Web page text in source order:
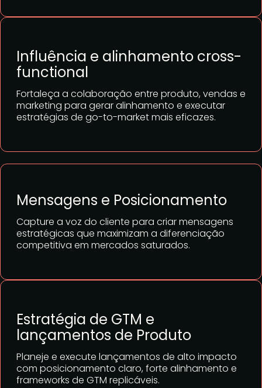
Fortaleça a colaboração entre produto, vendas e
marketing para gerar alinhamento e executar
estratégias de go-to-market mais eficazes.
Influência e alinhamento cross-
functional
Capture a voz do cliente para criar mensagens
estratégicas que maximizam a diferenciação
competitiva em mercados saturados.
Mensagens e Posicionamento
Planeje e execute lançamentos de alto impacto
com posicionamento claro, forte alinhamento e
frameworks de GTM replicáveis.
Estratégia de GTM e
lançamentos de Produto